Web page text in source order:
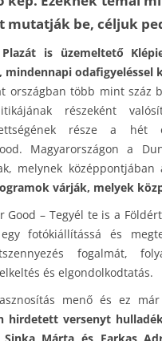
mutatják be, céljuk
is üzemeltető
mindennapi
országban több mint száz
részeként
része a hét
Magyarországon a
melynek
várják, melyek
Good – Tegyél te is a
fotókiállítássá és
fogalmát,
és elgondolkodtatás.
menő és ez
hirdetett versenyt